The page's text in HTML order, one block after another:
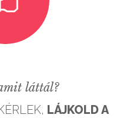
láttál?
LÁJKOLD A